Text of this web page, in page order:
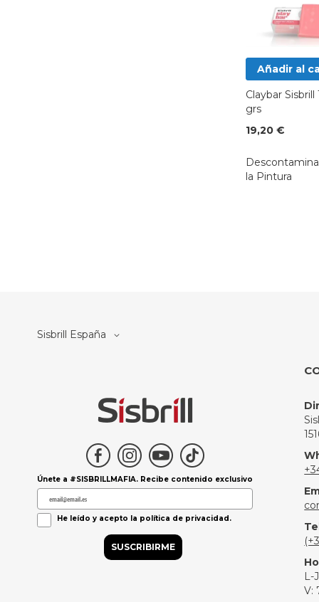
Añadir al
Claybar Sisbrill
grs
19,20 €
la Pintura
Select
Sisbrill España
Únete a #SISBRILLMAFIA. Recibe contenido exclusivo
Política de Privacidad
He leído y acepto la política de privacidad.
SUSCRIBIRME
L-
V: